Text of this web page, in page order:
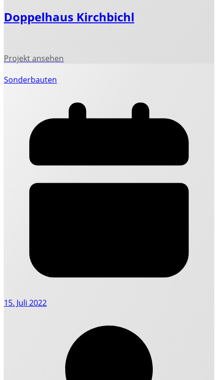
Doppelhaus Kirchbichl
Sonderbauten
15. Juli 2022